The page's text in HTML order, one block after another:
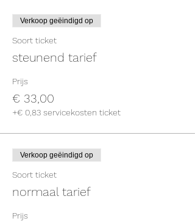
Verkoop geëindigd op
Soort ticket
steunend tarief
Prijs
€ 33,00
+€ 0,83 servicekosten ticket
Verkoop geëindigd op
Soort ticket
normaal tarief
Prijs